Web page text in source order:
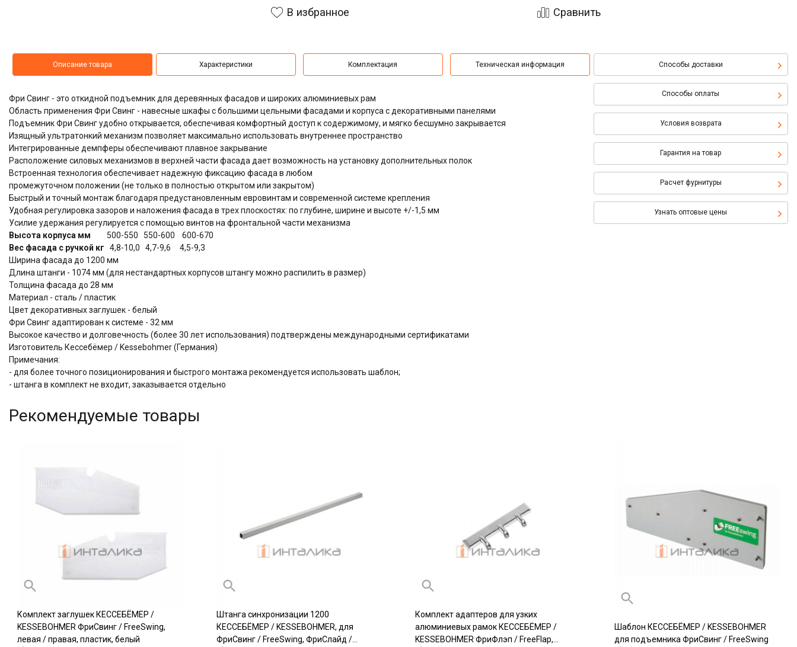
В избранное Сравнить
Описание товара Характеристики Комплектация Техническая информация Способы доставки
Способы оплаты
Условия возврата
Гарантия на товар
Расчет фурнитуры
Узнать оптовые цены
Фри Свинг - это откидной подъемник для деревянных фасадов и широких алюминиевых рам
Область применения Фри Свинг - навесные шкафы с большими цельными фасадами и корпуса с декоративными панелями
Подъемник Фри Свинг удобно открывается, обеспечивая комфортный доступ к содержимому, и мягко бесшумно закрывается
Изящный ультратонкий механизм позволяет максимально использовать внутреннее пространство
Интегрированные демпферы обеспечивают плавное закрывание
Расположение силовых механизмов в верхней части фасада дает возможность на установку дополнительных полок
Встроенная технология обеспечивает надежную фиксацию фасада в любом
промежуточном положении (не только в полностью открытом или закрытом)
Быстрый и точный монтаж благодаря предустановленным евровинтам и современной системе крепления
Удобная регулировка зазоров и наложения фасада в трех плоскостях: по глубине, ширине и высоте +/-1,5 мм
Усилие удержания регулируется с помощью винтов на фронтальной части механизма
Высота корпуса мм 500-550 550-600 600-670
Вес фасада с ручкой кг
4,8-10,0 4,7-9,6 4,5-9,3
Ширина фасада до 1200 мм
Длина штанги - 1074 мм (для нестандартных корпусов штангу можно распилить в размер)
Толщина фасада до 28 мм
Материал - сталь / пластик
Цвет декоративных заглушек - белый
Фри Свинг адаптирован к системе - 32 мм
Высокое качество и долговечность (более 30 лет использования) подтверждены международными сертификатами
Изготовитель Кессебёмер / Kessebohmer (Германия)
Примечания:
- для более точного позиционирования и быстрого монтажа рекомендуется использовать шаблон;
- штанга в комплект не входит, заказывается отдельно
Рекомендуемые товары
Комплект заглушек КЕССЕБЁМЕР /
KESSEBOHMER ФриСвинг / FreeSwing,
левая / правая, пластик, белый
Штанга синхронизации 1200
КЕССЕБЁМЕР / KESSEBOHMER, для
ФриСвинг / FreeSwing, ФриСлайд /
Комплект адаптеров для узких
алюминиевых рамок КЕССЕБЁМЕР /
KESSEBOHMER ФриФлэп / FreeFlap,
Шаблон КЕССЕБЁМЕР / KESSEBOHMER
для подъемника ФриСвинг / FreeSwing